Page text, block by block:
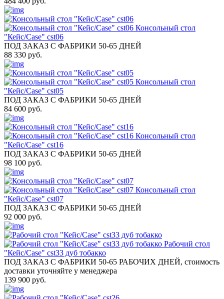
Консольный стол
"Кейс/Case" cst06
ПОД ЗАКАЗ С ФАБРИКИ 50-65 ДНЕЙ
88 330 руб.
Консольный стол
"Кейс/Case" cst05
ПОД ЗАКАЗ С ФАБРИКИ 50-65 ДНЕЙ
84 600 руб.
Консольный стол
"Кейс/Case" cst16
ПОД ЗАКАЗ С ФАБРИКИ 50-65 ДНЕЙ
98 100 руб.
Консольный стол
"Кейс/Case" cst07
ПОД ЗАКАЗ С ФАБРИКИ 50-65 ДНЕЙ
92 000 руб.
Рабочий стол
"Кейс/Case" cst33 дуб тобакко
ПОД ЗАКАЗ С ФАБРИКИ 50-65 РАБОЧИХ ДНЕЙ, стоимость
доставки уточняйте у менеджера
139 900 руб.